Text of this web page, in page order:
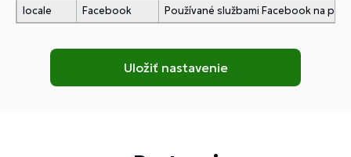
locale
Facebook Používané službami Facebook na